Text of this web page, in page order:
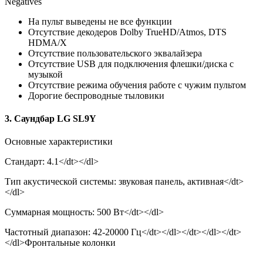
На пульт выведены не все функции
Отсутствие декодеров Dolby TrueHD/Atmos, DTS
HDMA/X
Отсутствие пользовательского эквалайзера
Отсутствие USB для подключения флешки/диска с
музыкой
Отсутствие режима обучения работе с чужим пультом
Дорогие беспроводные тыловики
3. Саундбар LG SL9Y
Основные характеристики
Стандарт: 4.1</dt></dl>
Тип акустической системы: звуковая панель, активная</dt>
</dl>
Суммарная мощность: 500 Вт</dt></dl>
Частотный диапазон: 42-20000 Гц</dt></dl></dt></dl></dt>
</dl>Фронтальные колонки